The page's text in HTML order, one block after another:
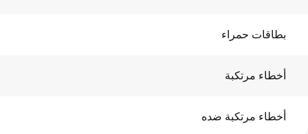
بطاقات حمراء
أخطاء مرتكبة
أخطاء مرتكبة ضده